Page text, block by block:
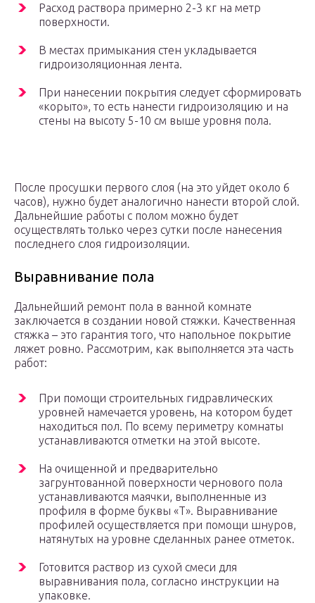
Расход раствора примерно 2-3 кг на метр
поверхности.
В местах примыкания стен укладывается
гидроизоляционная лента.
При нанесении покрытия следует сформировать
«корыто», то есть нанести гидроизоляцию и на
стены на высоту 5-10 см выше уровня пола.
После просушки первого слоя (на это уйдет около 6
часов), нужно будет аналогично нанести второй слой.
Дальнейшие работы с полом можно будет
осуществлять только через сутки после нанесения
последнего слоя гидроизоляции.
Выравнивание пола
Дальнейший ремонт пола в ванной комнате
заключается в создании новой стяжки. Качественная
стяжка – это гарантия того, что напольное покрытие
ляжет ровно. Рассмотрим, как выполняется эта часть
работ:
При помощи строительных гидравлических
уровней намечается уровень, на котором будет
находиться пол. По всему периметру комнаты
устанавливаются отметки на этой высоте.
На очищенной и предварительно
загрунтованной поверхности чернового пола
устанавливаются маячки, выполненные из
профиля в форме буквы «Т». Выравнивание
профилей осуществляется при помощи шнуров,
натянутых на уровне сделанных ранее отметок.
Готовится раствор из сухой смеси для
выравнивания пола, согласно инструкции на
упаковке.